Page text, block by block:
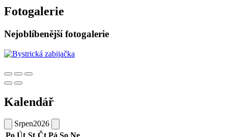
Fotogalerie
Nejoblíbenější fotogalerie
Kalendář
Srpen2026